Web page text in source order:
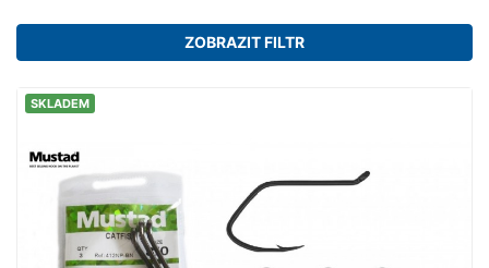
ZOBRAZIT FILTR
SKLADEM